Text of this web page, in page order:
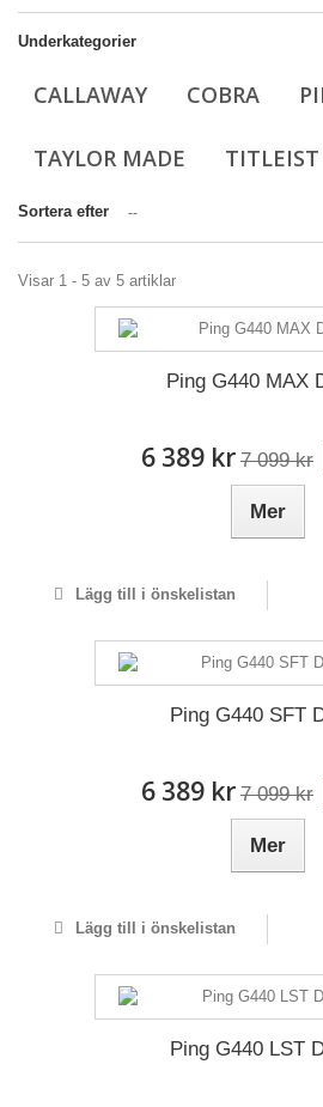
Underkategorier
CALLAWAY COBRA
TAYLOR MADE TITLEIST
Sortera efter --
Visar 1 - 5 av 5 artiklar
Ping G440 MAX
6 389 kr 7 099 kr
Mer
Lägg till i önskelistan
Ping G440 SFT
6 389 kr 7 099 kr
Mer
Lägg till i önskelistan
Ping G440 LST